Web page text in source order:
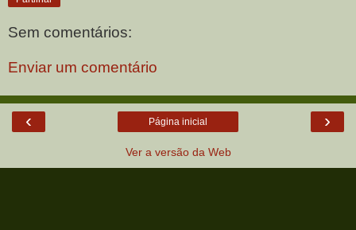
Sem comentários:
Enviar um comentário
‹ ›
Página inicial
Ver a versão da Web